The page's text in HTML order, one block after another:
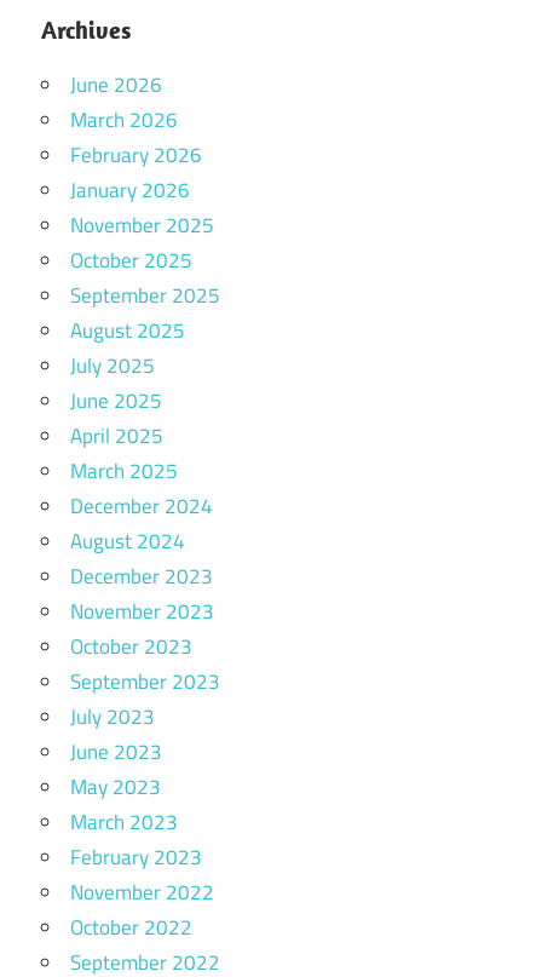
Archives
June 2026
March 2026
February 2026
January 2026
November 2025
October 2025
September 2025
August 2025
July 2025
June 2025
April 2025
March 2025
December 2024
August 2024
December 2023
November 2023
October 2023
September 2023
July 2023
June 2023
May 2023
March 2023
February 2023
November 2022
October 2022
September 2022